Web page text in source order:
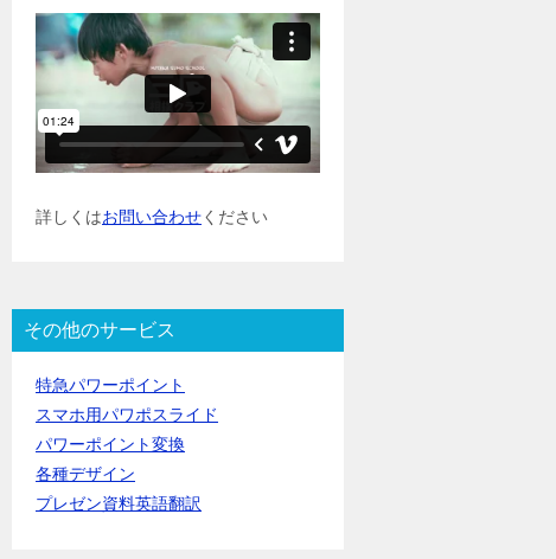
詳しくはお問い合わせください
その他のサービス
特急パワーポイント
スマホ用パワポスライド
パワーポイント変換
各種デザイン
プレゼン資料英語翻訳